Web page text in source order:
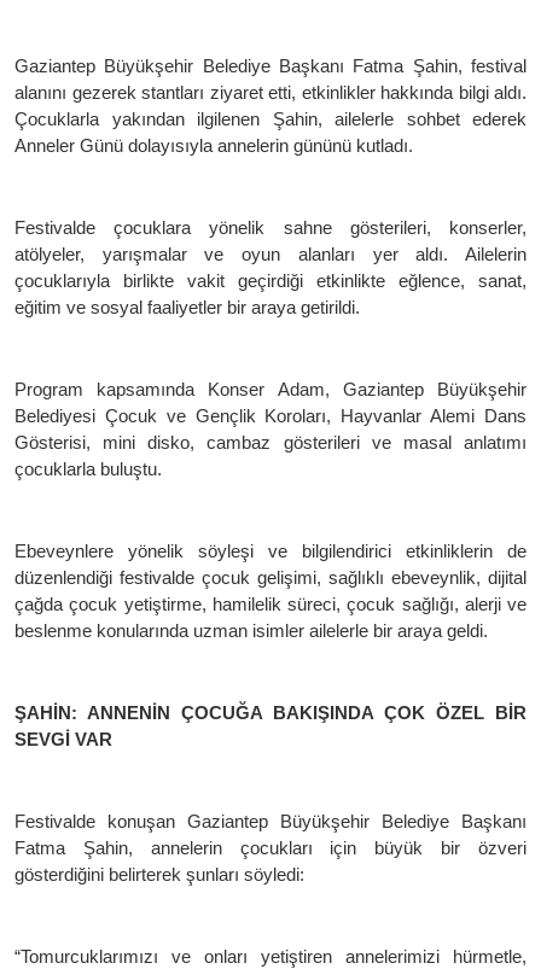
Gaziantep Büyükşehir Belediye Başkanı Fatma Şahin, festival
alanını gezerek stantları ziyaret etti, etkinlikler hakkında bilgi aldı.
Çocuklarla yakından ilgilenen Şahin, ailelerle sohbet ederek
Anneler Günü dolayısıyla annelerin gününü kutladı.
Festivalde çocuklara yönelik sahne gösterileri, konserler,
atölyeler, yarışmalar ve oyun alanları yer aldı. Ailelerin
çocuklarıyla birlikte vakit geçirdiği etkinlikte eğlence, sanat,
eğitim ve sosyal faaliyetler bir araya getirildi.
Program kapsamında Konser Adam, Gaziantep Büyükşehir
Belediyesi Çocuk ve Gençlik Koroları, Hayvanlar Alemi Dans
Gösterisi, mini disko, cambaz gösterileri ve masal anlatımı
çocuklarla buluştu.
Ebeveynlere yönelik söyleşi ve bilgilendirici etkinliklerin de
düzenlendiği festivalde çocuk gelişimi, sağlıklı ebeveynlik, dijital
çağda çocuk yetiştirme, hamilelik süreci, çocuk sağlığı, alerji ve
beslenme konularında uzman isimler ailelerle bir araya geldi.
ŞAHİN: ANNENİN ÇOCUĞA BAKIŞINDA ÇOK ÖZEL BİR
SEVGİ VAR
Festivalde konuşan Gaziantep Büyükşehir Belediye Başkanı
Fatma Şahin, annelerin çocukları için büyük bir özveri
gösterdiğini belirterek şunları söyledi:
“Tomurcuklarımızı ve onları yetiştiren annelerimizi hürmetle,